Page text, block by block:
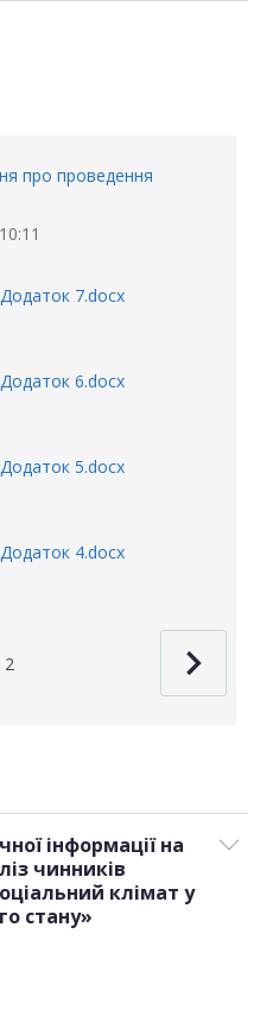
про проведення
10:11
7.docx
6.docx
5.docx
4.docx
2
інформації на
чинників
клімат у
стану»